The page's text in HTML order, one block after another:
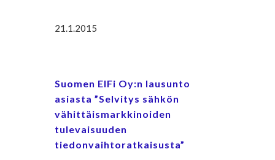
21.1.2015
Suomen ElFi Oy:n lausunto
asiasta ”Selvitys sähkön
vähittäismarkkinoiden
tulevaisuuden
tiedonvaihtoratkaisusta”